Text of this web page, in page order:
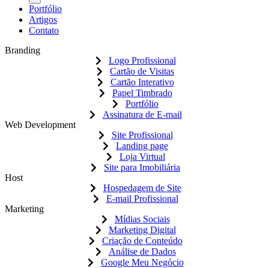
Portfólio
Artigos
Contato
Branding
Logo Profissional
Cartão de Visitas
Cartão Interativo
Papel Timbrado
Portfólio
Assinatura de E-mail
Web Development
Site Profissional
Landing page
Loja Virtual
Site para Imobiliária
Host
Hospedagem de Site
E-mail Profissional
Marketing
Mídias Sociais
Marketing Digital
Criação de Conteúdo
Análise de Dados
Google Meu Negócio